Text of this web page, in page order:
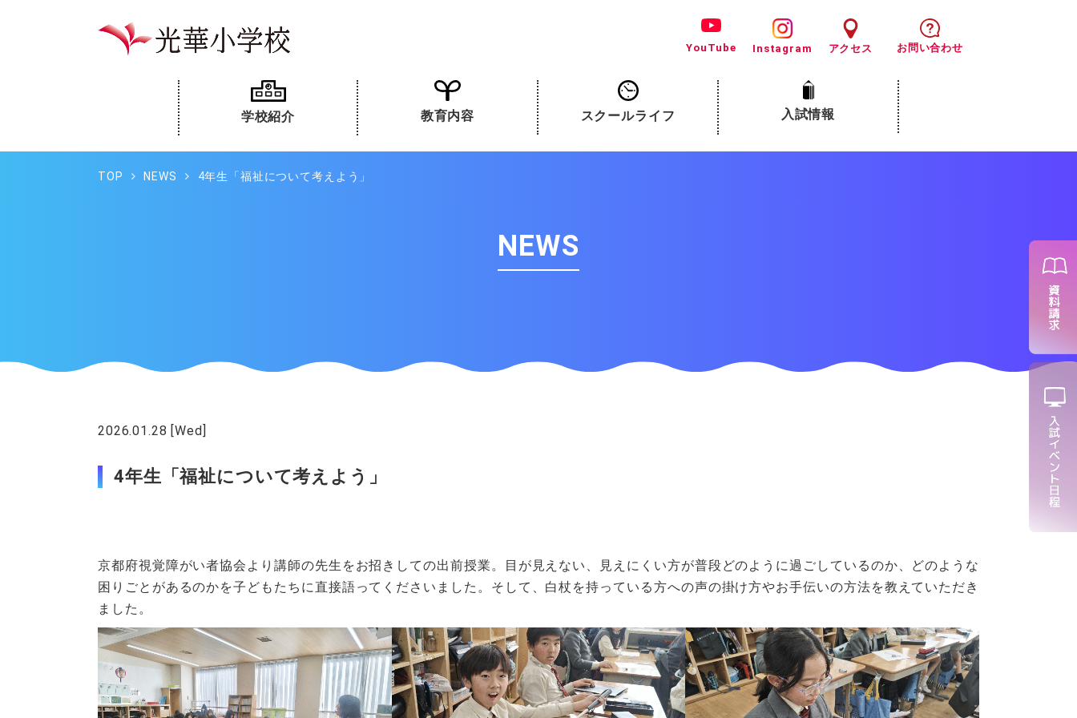
YouTube Instagram アクセス お問い合わせ
学校紹介 教育内容 スクールライフ 入試情報
NEWS
TOP NEWS 4年生「福祉について考えよう」
2026.01.28 [Wed]
4年生「福祉について考えよう」
京都府視覚障がい者協会より講師の先生をお招きしての出前授業。目が見えない、見えにくい方が普段どのように過ごしているのか、どのような
困りごとがあるのかを子どもたちに直接語ってくださいました。そして、白杖を持っている方への声の掛け方やお手伝いの方法を教えていただき
ました。